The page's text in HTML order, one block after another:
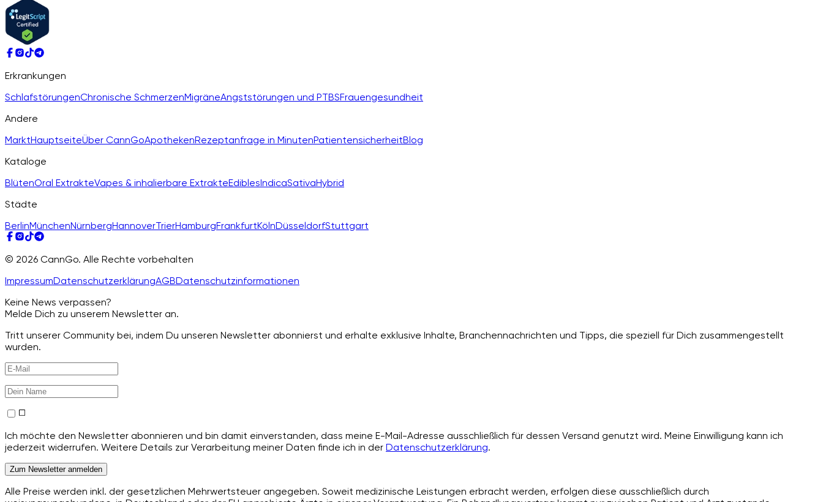
Erkrankungen
SchlafstörungenChronische SchmerzenMigräneAngststörungen und PTBSFrauengesundheit
Andere
MarktHauptseiteÜber CannGoApothekenRezeptanfrage in MinutenPatientensicherheitBlog
Kataloge
BlütenOral ExtrakteVapes & inhalierbare ExtrakteEdiblesIndicaSativaHybrid
Städte
BerlinMünchenNürnbergHannoverTrierHamburgFrankfurtKölnDüsseldorfStuttgart
© 2026 CannGo. Alle Rechte vorbehalten
ImpressumDatenschutzerklärungAGBDatenschutzinformationen
Keine News verpassen?
Melde Dich zu unserem Newsletter an.
Tritt unserer Community bei, indem Du unseren Newsletter abonnierst und erhalte exklusive Inhalte, Branchennachrichten und Tipps, die speziell für Dich zusammengestellt
wurden.
Ich möchte den Newsletter abonnieren und bin damit einverstanden, dass meine E-Mail-Adresse ausschließlich für dessen Versand genutzt wird. Meine Einwilligung kann ich
jederzeit widerrufen. Weitere Details zur Verarbeitung meiner Daten finde ich in der Datenschutzerklärung.
Zum Newsletter anmelden
Alle Preise werden inkl. der gesetzlichen Mehrwertsteuer angegeben. Soweit medizinische Leistungen erbracht werden, erfolgen diese ausschließlich durch